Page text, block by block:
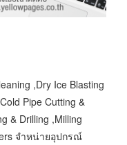
,Dry Ice Blasting
Pipe Cutting &
& Drilling ,Milling
จำหน่ายอุปกรณ์